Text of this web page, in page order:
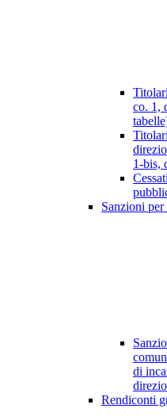
co. 1,
1-bis,
Sanzioni
di
Rendiconti